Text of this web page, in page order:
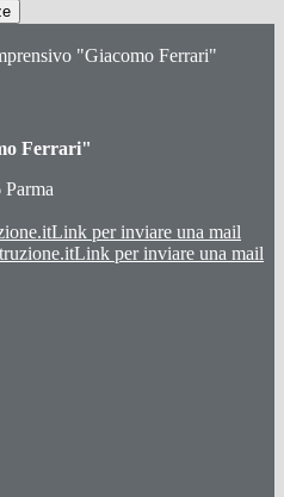
"Giacomo Ferrari"
Ferrari"
Link per inviare una mail
Link per inviare una mail